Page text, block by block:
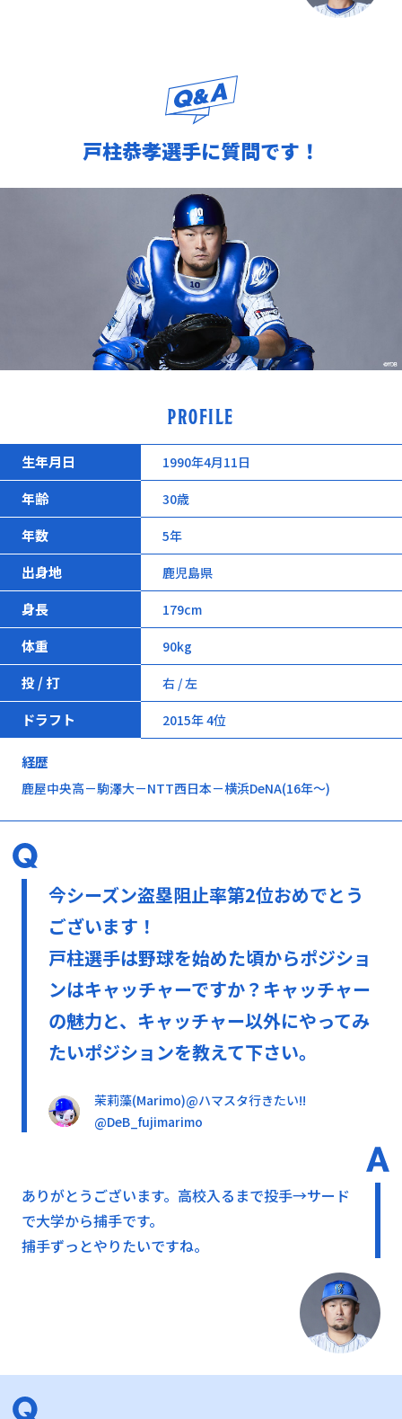
戸柱恭孝選手に質問です！
PROFILE
生年月日 1990年4月11日
年齢 30歳
年数 5年
出身地 鹿児島県
身長 179cm
体重 90kg
投 / 打 右 / 左
ドラフト 2015年 4位
経歴
鹿屋中央高－駒澤大－NTT西日本－横浜DeNA(16年～)
今シーズン盗塁阻止率第2位おめでとう
ございます！
戸柱選手は野球を始めた頃からポジショ
ンはキャッチャーですか？キャッチャー
の魅力と、キャッチャー以外にやってみ
たいポジションを教えて下さい。
茉莉藻(Marimo)@ハマスタ行きたい!!
@DeB_fujimarimo
ありがとうございます。高校入るまで投手→サード
で大学から捕手です。
捕手ずっとやりたいですね。